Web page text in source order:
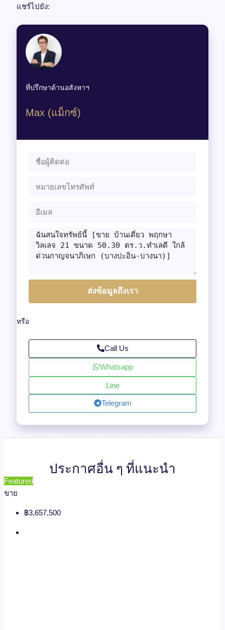
แชร์ไปยัง:
ที่ปรึกษาด้านอสังหาฯ
Max (แม็กซ์)
ส่งข้อมูลถึงเรา
หรือ
Call Us
Whatsapp
Line
Telegram
ประกาศอื่น ๆ ที่แนะนำ
Featured
ขาย
฿3,657,500